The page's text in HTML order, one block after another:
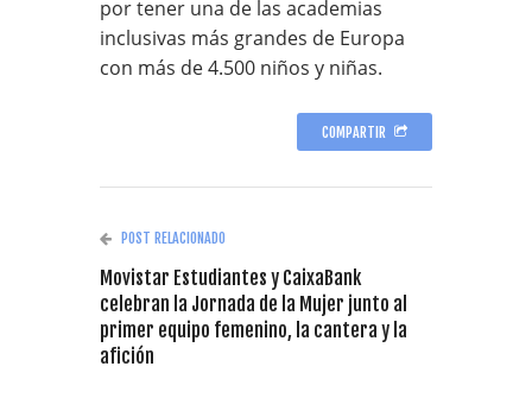
por tener una de las academias
inclusivas más grandes de Europa
con más de 4.500 niños y niñas.
COMPARTIR
POST RELACIONADO
Movistar Estudiantes y CaixaBank
celebran la Jornada de la Mujer junto al
primer equipo femenino, la cantera y la
afición